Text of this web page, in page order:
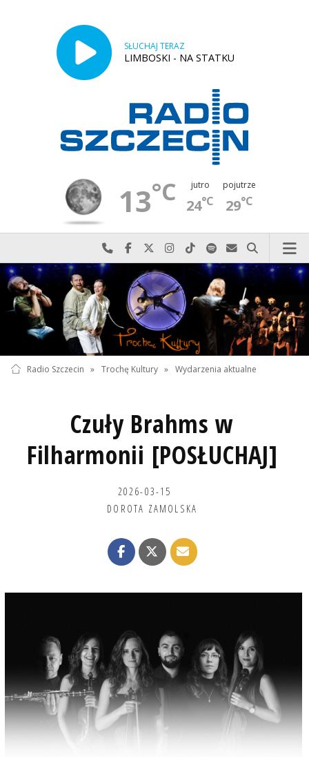
SŁUCHAJ TERAZ
LIMBOSKI - NA STATKU
13°C jutro
24°C
pojutrze
29°C
Najlepiej po prostu do nas zadzwoń
Odwiedź nas na Facebook-u
Odwiedź nas na X
Odwiedź nas na Instagram-ie
Odwiedź nas na TikTok-u
Szukaj nas na Spotify
Wyślij do nas
Szukaj
Radio Szczecin » Trochę Kultury » Wydarzenia aktualne
Czuły Brahms w
Filharmonii [POSŁUCHAJ]
2026-03-15
DOROTA ZAMOLSKA